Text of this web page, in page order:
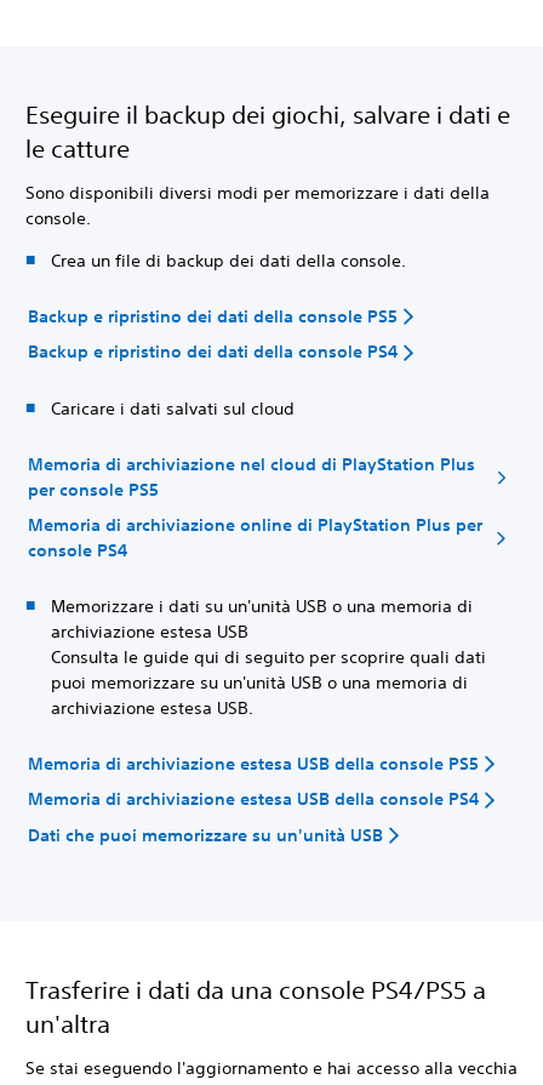
Eseguire il backup dei giochi, salvare i dati e
le catture
Sono disponibili diversi modi per memorizzare i dati della
console.
Crea un file di backup dei dati della console.
Backup e ripristino dei dati della console PS5
Backup e ripristino dei dati della console PS4
Caricare i dati salvati sul cloud
Memoria di archiviazione nel cloud di PlayStation Plus
per console PS5
Memoria di archiviazione online di PlayStation Plus per
console PS4
Memorizzare i dati su un'unità USB o una memoria di
archiviazione estesa USB
Consulta le guide qui di seguito per scoprire quali dati
puoi memorizzare su un'unità USB o una memoria di
archiviazione estesa USB.
Memoria di archiviazione estesa USB della console PS5
Memoria di archiviazione estesa USB della console PS4
Dati che puoi memorizzare su un'unità USB
Trasferire i dati da una console PS4/PS5 a
un'altra
Se stai eseguendo l'aggiornamento e hai accesso alla vecchia